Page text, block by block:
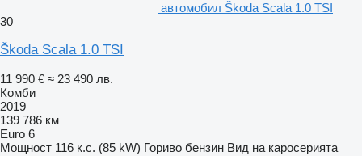
автомобил Škoda Scala 1.0 TSI
30
Škoda Scala 1.0 TSI
11 990 € ≈ 23 490 лв.
Комби
2019
139 786 км
Euro 6
Мощност 116 к.с. (85 kW) Гориво бензин Вид на каросерията